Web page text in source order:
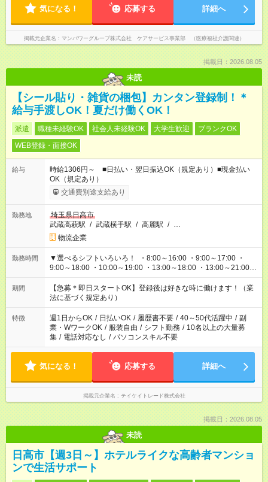
気になる！ 応募する 詳細へ
掲載元企業名 マンパワーグループ株式会社 ケアサービス事業部 （医療福祉介護関連）
掲載日：2026.08.05
未読
【シール貼り・雑貨の梱包】カンタン登録制！＊
給与手渡しOK！夏だけ働くOK！
派遣 職種未経験OK 社会人未経験OK 大学生歓迎
ブランクOK
WEB登録・面接OK
給与
時給1306円～ ■日払い・翌日振込OK（規定あり）■現金払い
OK（規定あり）
交通費別途支給あり
勤務地
埼玉県日高市
武蔵高萩駅 / 武蔵横手駅 / 高麗駅 / …
物流企業
勤務時間
▼選べるシフトいろいろ！ ・8:00～16:00 ・9:00～17:00 ・
9:00～18:00 ・10:00～19:00 ・13:00～18:00 ・13:00～21:00
・22:00～翌6:00 など 上記以外の時間で相談可能なお仕事も！
あなたの希望を教えてください！
期間
【急募＊即日スタートOK】登録後は好きな時に働けます！（業
法に基づく規定あり）
特徴 週1日からOK / 日払いOK / 履歴書不要 / 40～50代活躍中 / 副
業・WワークOK / 服装自由 / シフト勤務 / 10名以上の大量募
集 / 電話対応なし / パソコンスキル不要
気になる！ 応募する 詳細へ
掲載元企業名 テイケイトレード株式会社
掲載日：2026.08.05
未読
日高市【週3日～】ホテルライクな高齢者マンショ
ンで生活サポート